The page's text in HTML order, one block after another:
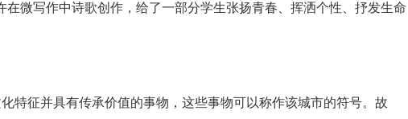
在微写作中诗歌创作，给了一部分学生张扬青春、挥洒个性、抒发生命
特征并具有传承价值的事物，这些事物可以称作该城市的符号。故